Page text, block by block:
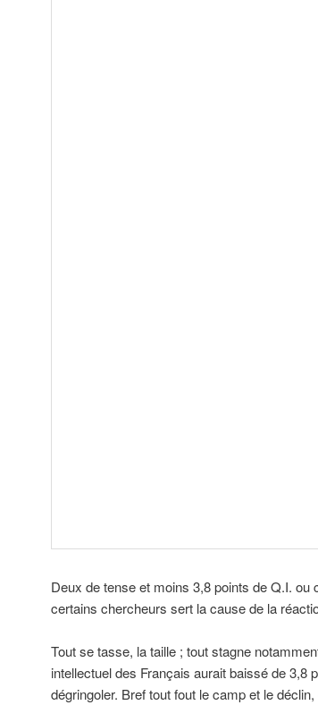
Deux de tense et moins 3,8 points de Q.I.
certains chercheurs sert la cause de la
Tout se tasse, la taille ; tout stagne
intellectuel des Français aurait baissé de 3,8
dégringoler. Bref tout fout le camp et le